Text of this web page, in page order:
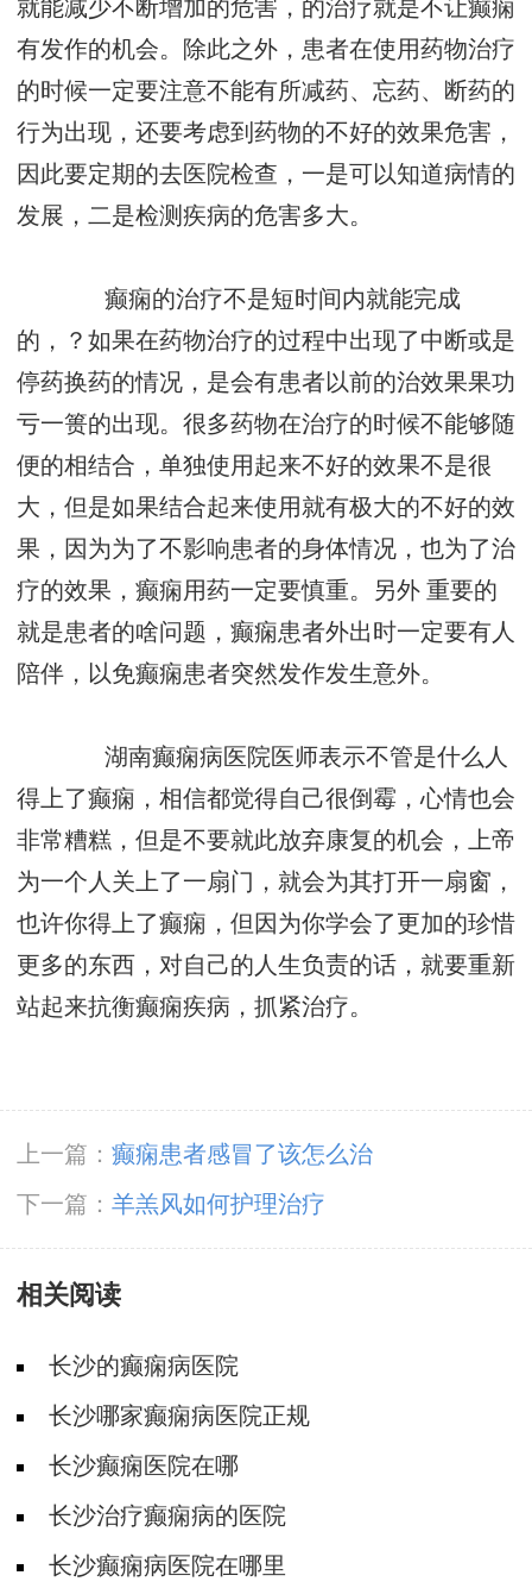
就能减少不断增加的危害，的治疗就是不让癫痫
有发作的机会。除此之外，患者在使用药物治疗
的时候一定要注意不能有所减药、忘药、断药的
行为出现，还要考虑到药物的不好的效果危害，
因此要定期的去医院检查，一是可以知道病情的
发展，二是检测疾病的危害多大。
癫痫的治疗不是短时间内就能完成
的，？如果在药物治疗的过程中出现了中断或是
停药换药的情况，是会有患者以前的治效果果功
亏一篑的出现。很多药物在治疗的时候不能够随
便的相结合，单独使用起来不好的效果不是很
大，但是如果结合起来使用就有极大的不好的效
果，因为为了不影响患者的身体情况，也为了治
疗的效果，癫痫用药一定要慎重。另外 重要的
就是患者的啥问题，癫痫患者外出时一定要有人
陪伴，以免癫痫患者突然发作发生意外。
湖南癫痫病医院医师表示不管是什么人
得上了癫痫，相信都觉得自己很倒霉，心情也会
非常糟糕，但是不要就此放弃康复的机会，上帝
为一个人关上了一扇门，就会为其打开一扇窗，
也许你得上了癫痫，但因为你学会了更加的珍惜
更多的东西，对自己的人生负责的话，就要重新
站起来抗衡癫痫疾病，抓紧治疗。
上一篇： 癫痫患者感冒了该怎么治
下一篇： 羊羔风如何护理治疗
相关阅读
长沙的癫痫病医院
长沙哪家癫痫病医院正规
长沙癫痫医院在哪
长沙治疗癫痫病的医院
长沙癫痫病医院在哪里